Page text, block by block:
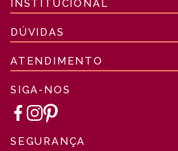
INSTITUCIONAL
DÚVIDAS
ATENDIMENTO
SIGA-NOS
SEGURANÇA